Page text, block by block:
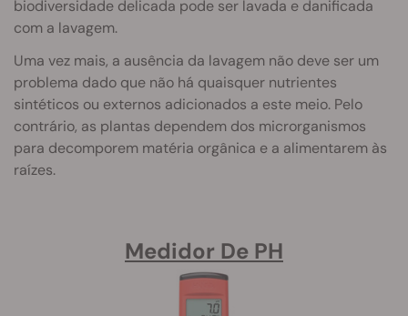
biodiversidade delicada pode ser lavada e danificada
com a lavagem.
Uma vez mais, a ausência da lavagem não deve ser um
problema dado que não há quaisquer nutrientes
sintéticos ou externos adicionados a este meio. Pelo
contrário, as plantas dependem dos microrganismos
para decomporem matéria orgânica e a alimentarem às
raízes.
Medidor De PH